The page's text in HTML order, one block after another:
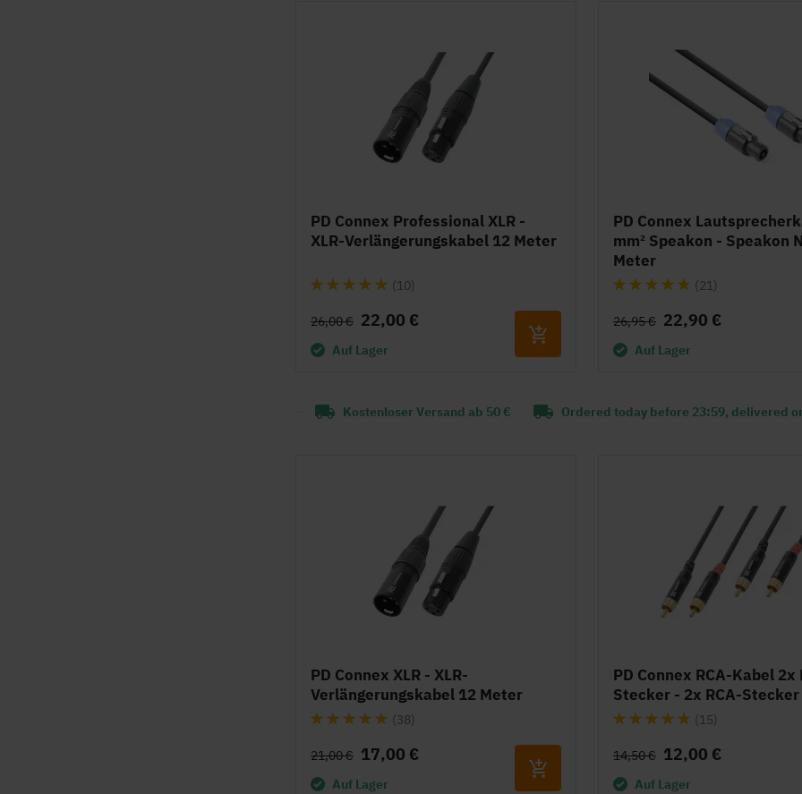
PD Connex Professional XLR -
XLR-Verlängerungskabel 12 Meter
Bewertung:
(10)
22,00 €
26,00 €
Auf Lager
PD Connex
mm² Speakon - Speakon
Meter
Bewertung:
(21)
22,90 €
26,95 €
Auf Lager
Kostenloser Versand ab 50 € Ordered today before 23:59, delivered
PD Connex XLR - XLR-
Verlängerungskabel 12 Meter
Bewertung:
(38)
17,00 €
21,00 €
Auf Lager
PD Connex RCA-Kabel 2x
Stecker - 2x RCA-Stecker
Bewertung:
(15)
12,00 €
14,50 €
Auf Lager